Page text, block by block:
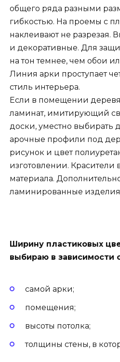
общего ряда разными
гибкостью. На проемы с
наклеивают не разрезая.
и декоративные. Для
на тон темнее, чем обои
Линия арки проступает
стиль интерьера.
Если в помещении
ламинат, имитирующий
доски, уместно выбирать
арочные профили под
рисунок и цвет
изготовлении. Красители
материала.
ламинированные изделия
Ширину пластиковых
выбираю в зависимости
самой арки;
помещения;
высоты потолка;
толщины стены, в